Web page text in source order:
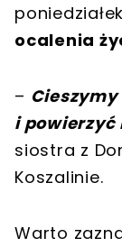
ocalenia
–
i powierzyć
siostra z
Koszalinie.
Warto